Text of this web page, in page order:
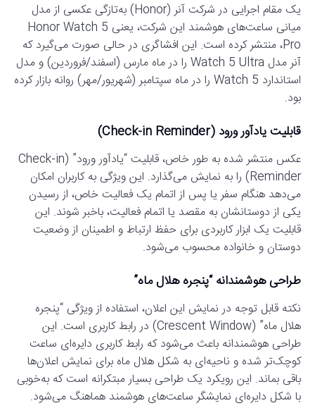
یک مقام اجرایی در شرکت آنر (Honor) به‌تازگی عکسی از مدل
میانی ساعت‌های هوشمند این شرکت، یعنی Honor Watch 5
Pro، منتشر کرده است. این افشاگری در حالی صورت می‌گیرد که
آنر مدل Watch 5 Ultra را در ماه مارس (اسفند/فروردین) و مدل
استاندارد Watch 5 را در ماه سپتامبر (شهریور/مهر) روانه بازار کرده
بود.
قابلیت یادآور ورود (Check-in Reminder)
عکس منتشر شده به طور خاص، قابلیت “یادآور ورود” (Check-in
Reminder) را به نمایش می‌گذارد. این ویژگی به کاربران امکان
می‌دهد هنگام سفر یا پس از اتمام یک فعالیت خاص، از رسیدن
یکی از دوستانشان به مقصد یا اتمام فعالیت، باخبر شوند. این
قابلیت یک ابزار کاربردی برای حفظ ارتباط و اطمینان از وضعیت
دوستان و خانواده محسوب می‌شود.
طراحی هوشمندانه “پنجره هلال ماه”
نکته قابل توجه در نمایش این اعلان، استفاده از ویژگی “پنجره
هلال ماه” (Crescent Window) در رابط کاربری است. این
طراحی هوشمندانه باعث می‌شود که رابط کاربری دایره‌ای ساعت
کوچک‌تر شده و ناحیه‌ای به شکل هلال ماه برای نمایش اعلان‌ها
باقی بماند. این رویکرد یک طراحی بسیار مبتکرانه است که به‌خوبی
با شکل دایره‌ای نمایشگر ساعت‌های هوشمند هماهنگ می‌شود.